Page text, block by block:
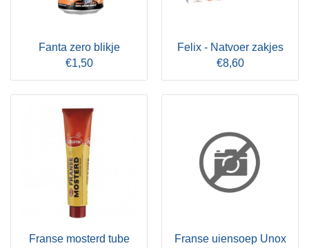
Fanta zero blikje
€1,50
Felix - Natvoer zakjes
€8,60
Franse mosterd tube
Franse uiensoep Unox